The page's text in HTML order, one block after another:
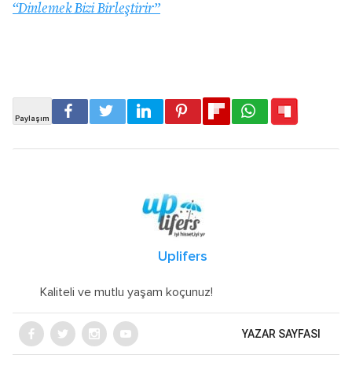
“Dinlemek Bizi Birleştirir”
Uplifers
Kaliteli ve mutlu yaşam koçunuz!
YAZAR SAYFASI